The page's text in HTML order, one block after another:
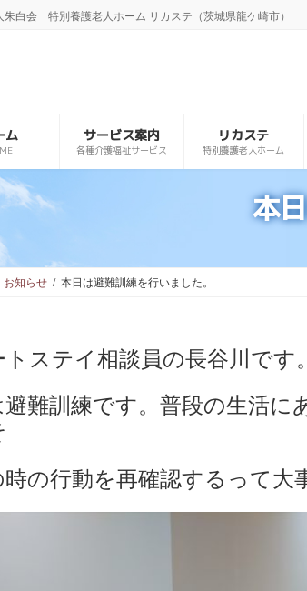
朱白会 特別養護老人ホーム リカステ（茨城県龍ケ崎市）
ム サービス案内
各種介護福祉サービス
リカステ
特別養護老人ホーム
本
お知らせ 本日は避難訓練を行いました。
ステイ相談員の長谷川です。
難訓練です。普段の生活
の行動を再確認するって大